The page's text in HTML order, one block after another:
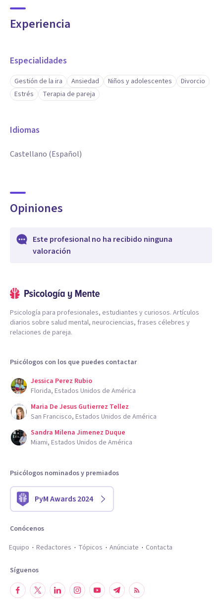
Experiencia
Especialidades
Gestión de la ira Ansiedad Niños y adolescentes
Divorcio
Estrés
Terapia de pareja
Idiomas
Castellano (Español)
Opiniones
Este profesional no ha recibido ninguna
valoración
Psicología para profesionales, estudiantes y curiosos. Artículos
diarios sobre salud mental, neurociencias, frases célebres y
relaciones de pareja.
Psicólogos con los que puedes contactar
Jessica Perez Rubio
Florida, Estados Unidos de América
Maria De Jesus Gutierrez Tellez
San Francisco, Estados Unidos de América
Sandra Milena Jimenez Duque
Miami, Estados Unidos de América
Psicólogos nominados y premiados
PyM Awards 2024
Conócenos
Equipo
Redactores Tópicos Anúnciate Contacta
Síguenos